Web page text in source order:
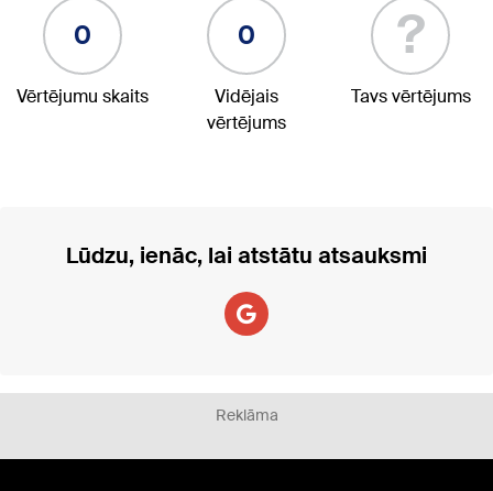
0
Vērtējumu skaits
0
Vidējais
vērtējums
?
Tavs vērtējums
Lūdzu, ienāc, lai atstātu atsauksmi
Reklāma